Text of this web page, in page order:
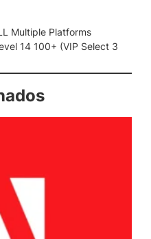
Multiple Platforms
14 100+ (VIP Select 3